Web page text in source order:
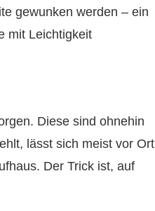
gewunken werden – ein
mit Leichtigkeit
Diese sind ohnehin
lässt sich meist vor Ort
Der Trick ist, auf